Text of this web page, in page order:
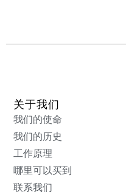
关于我们
我们的使命
我们的历史
工作原理
哪里可以买到
联系我们